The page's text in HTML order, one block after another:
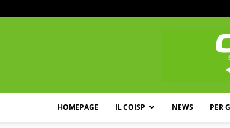
HOMEPAGE IL COISP NEWS PER